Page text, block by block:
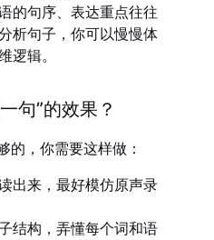
语的句序、表达重点往往
析句子，你可以慢慢体
逻辑。
句”的效果？
的，你需要这样做：
出来，最好模仿原声录
结构，弄懂每个词和语